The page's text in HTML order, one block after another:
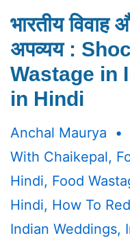
भारतीय विवाह
अपव्यय :
Wastage in
in Hindi
Anchal Maurya
With Chaikepal,
Hindi, Food
Hindi, How To
Indian Weddings,